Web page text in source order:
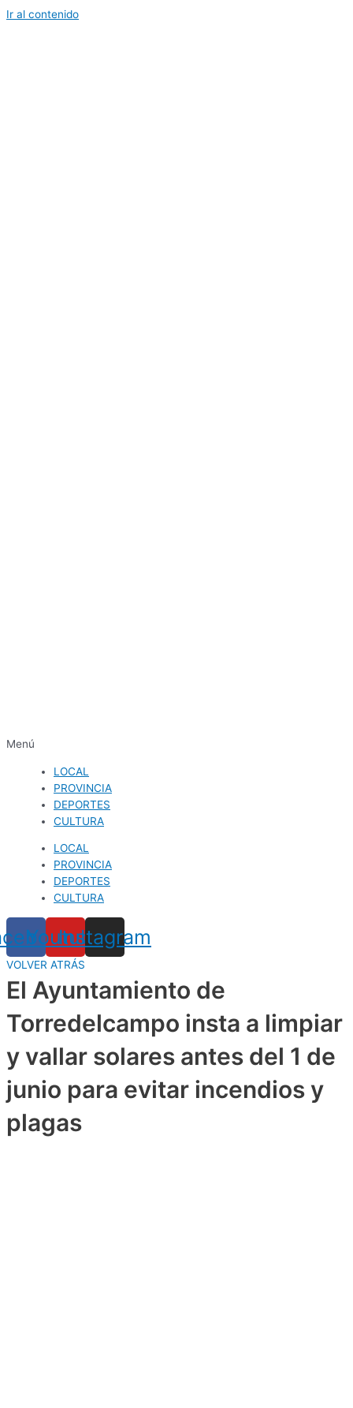
Ir al contenido
Menú
LOCAL
PROVINCIA
DEPORTES
CULTURA
LOCAL
PROVINCIA
DEPORTES
CULTURA
Youtube
Instagram
VOLVER ATRÁS
El Ayuntamiento de
Torredelcampo insta a limpiar
y vallar solares antes del 1 de
junio para evitar incendios y
plagas